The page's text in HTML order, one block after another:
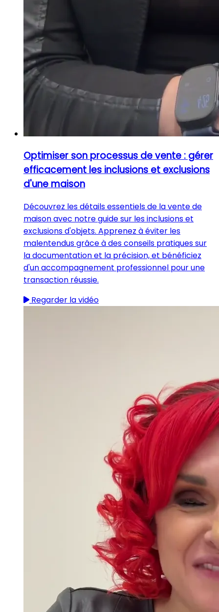
Optimiser son processus de vente : gérer
efficacement les inclusions et exclusions
d'une maison
Découvrez les détails essentiels de la vente de
maison avec notre guide sur les inclusions et
exclusions d'objets. Apprenez à éviter les
malentendus grâce à des conseils pratiques sur
la documentation et la précision, et bénéficiez
d'un accompagnement professionnel pour une
transaction réussie.
Regarder la vidéo